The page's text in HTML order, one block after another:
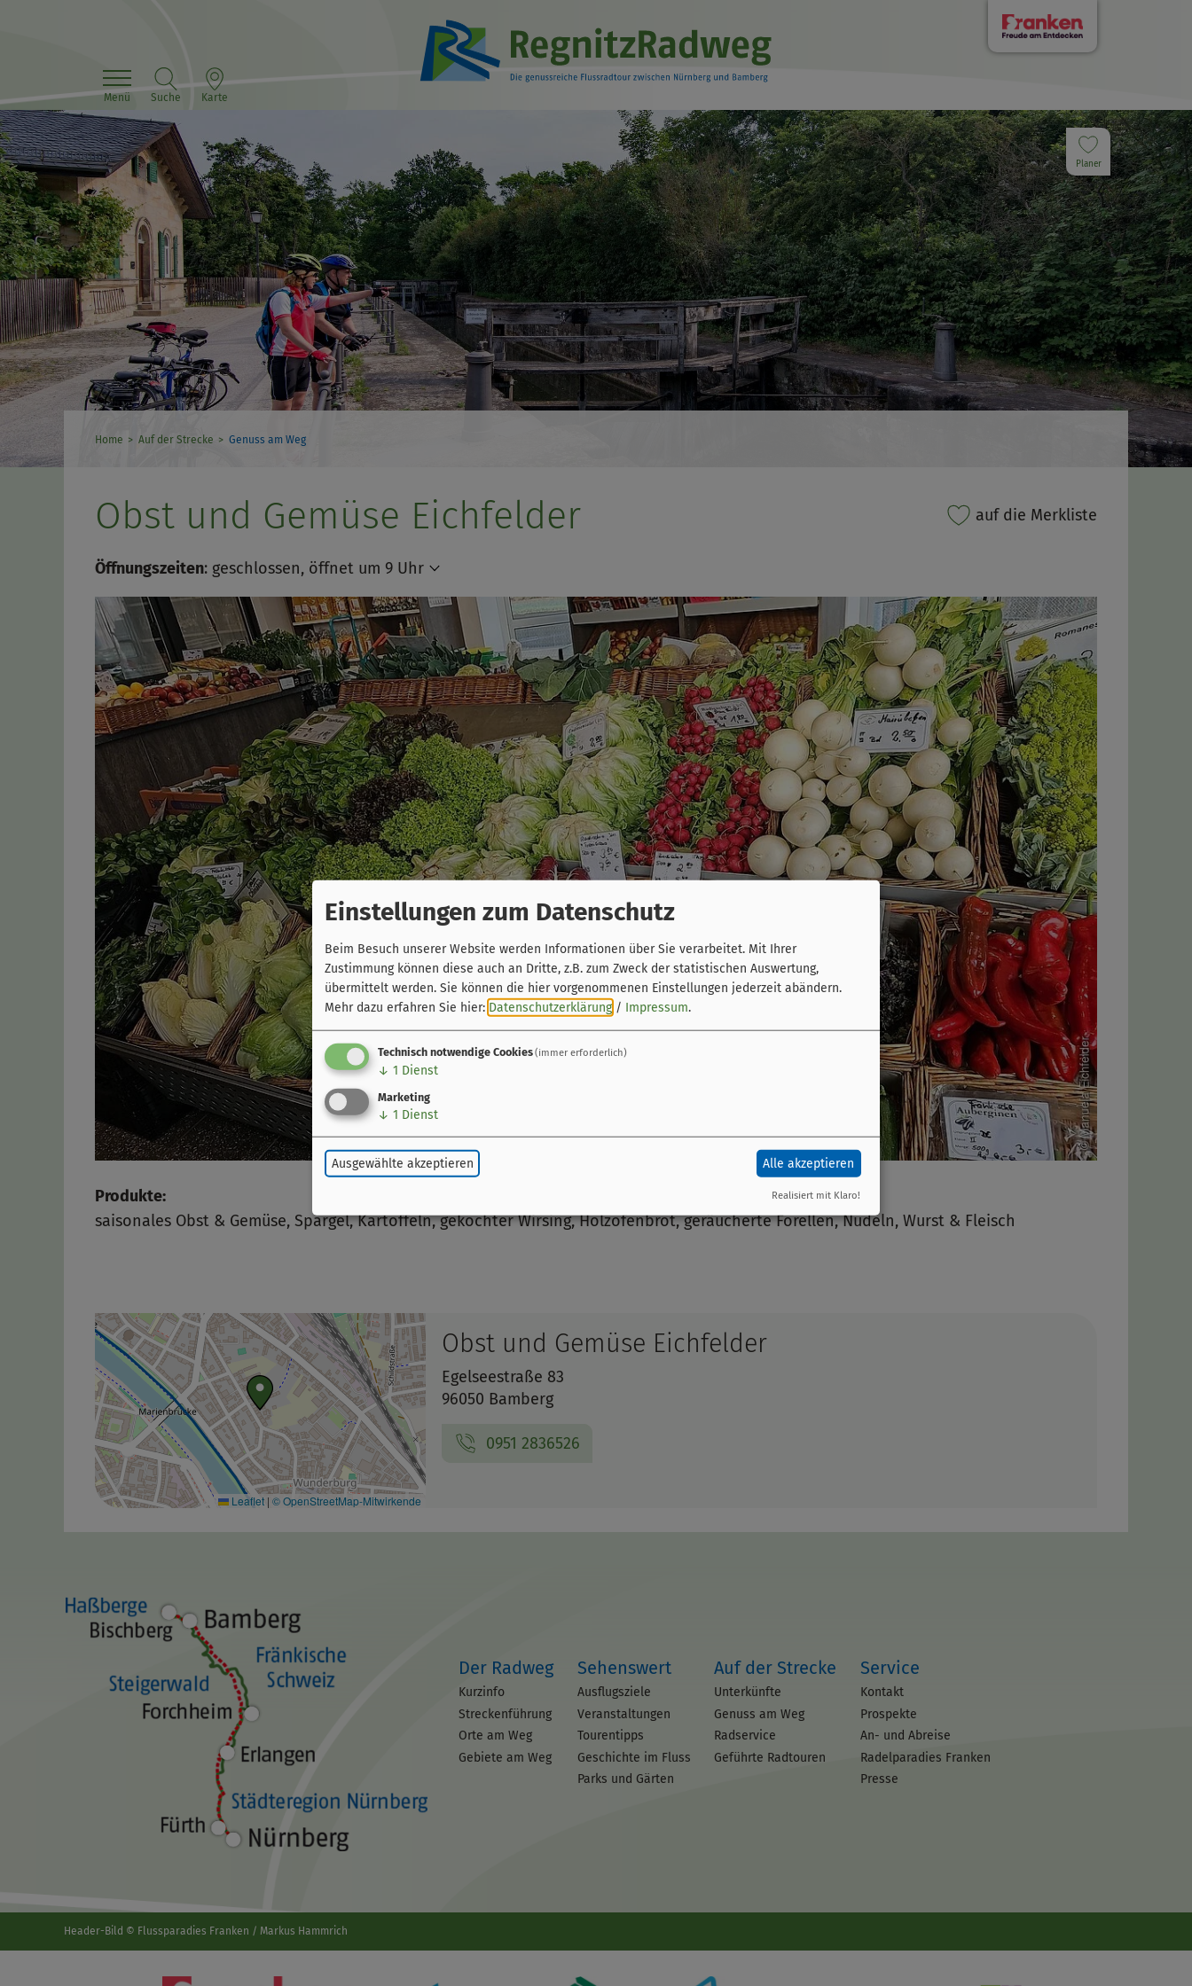
Menü Suche Karte
Planer
Home Auf der Strecke Genuss am Weg
auf die Merkliste
Obst und Gemüse Eichfelder
Öffnungszeiten: geschlossen, öffnet um 9 Uhr
Produkte:
saisonales Obst & Gemüse, Spargel, Kartoffeln, gekochter Wirsing, Holzofenbrot, geräucherte Forellen, Nudeln, Wurst & Fleisch
Leaflet | © OpenStreetMap-Mitwirkende
Obst und Gemüse Eichfelder
Egelseestraße 83
96050 Bamberg
0951 2836526
Der Radweg
Kurzinfo
Streckenführung
Orte am Weg
Gebiete am Weg
Sehenswert
Ausflugsziele
Veranstaltungen
Tourentipps
Geschichte im Fluss
Parks und Gärten
Auf der Strecke
Unterkünfte
Genuss am Weg
Radservice
Geführte Radtouren
Service
Kontakt
Prospekte
An- und Abreise
Radelparadies Franken
Presse
Header-Bild © Flussparadies Franken / Markus Hammrich
Einstellungen zum Datenschutz
Beim Besuch unserer Website werden Informationen über Sie verarbeitet. Mit Ihrer
Zustimmung können diese auch an Dritte, z.B. zum Zweck der statistischen Auswertung,
übermittelt werden. Sie können die hier vorgenommenen Einstellungen jederzeit abändern.
Mehr dazu erfahren Sie hier: Datenschutzerklärung / Impressum.
Technisch notwendige Cookies(immer erforderlich)
↓ 1 Dienst
Marketing
↓ 1 Dienst
Ausgewählte akzeptieren Alle akzeptieren
Realisiert mit Klaro!